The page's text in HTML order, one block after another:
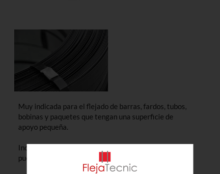
Muy indicada para el flejado de barras, fardos, tubos,
bobinas y paquetes que tengan una superficie de
apoyo pequeña.
Independientemente de cualquier fuente de energía
puesto que es de funcionamiento manual.